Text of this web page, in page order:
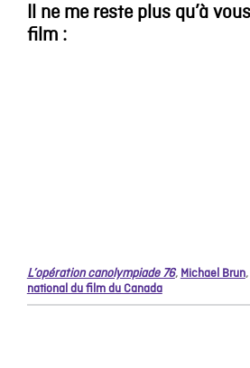
Il ne me reste plus qu’à
film :
L’opération canolympiade 76, Michael Brun,
national du film du Canada